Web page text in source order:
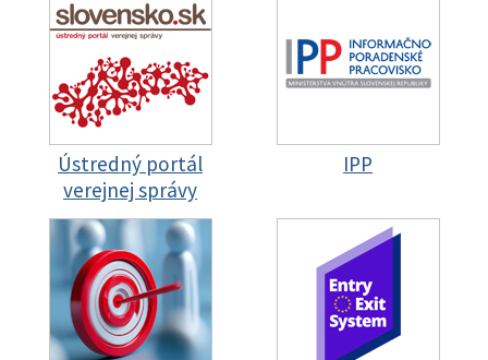
Ústredný portál
verejnej správy
IPP